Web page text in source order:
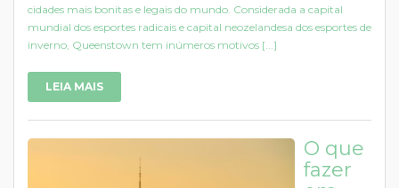
cidades mais bonitas e legais do mundo. Considerada a capital
mundial dos esportes radicais e capital neozelandesa dos esportes de
inverno, Queenstown tem inúmeros motivos [...]
LEIA MAIS
O que
fazer